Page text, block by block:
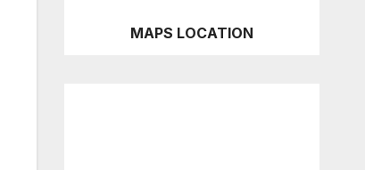
MAPS LOCATION